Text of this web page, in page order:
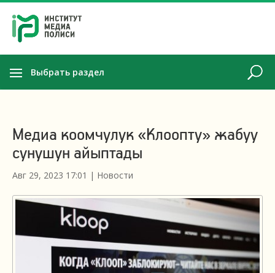
Выбрать раздел
Медиа коомчулук «Клоопту» жабуу
сунушун айыптады
Авг 29, 2023 17:01 | Новости